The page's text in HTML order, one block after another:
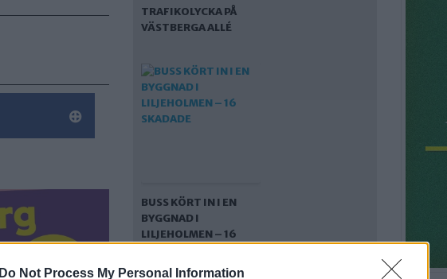
Do Not Process My Personal Information
TRAFIKOLYCKA PÅ
VÄSTBERGA ALLÉ
BUSS KÖRT IN I EN
BYGGNAD I
LILJEHOLMEN – 16